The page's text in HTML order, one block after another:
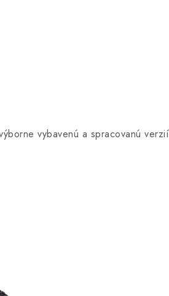
vybavenú a spracovanú